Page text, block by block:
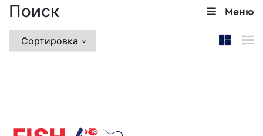
Поиск Меню